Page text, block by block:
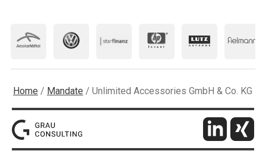
Home / Mandate / Unlimited Accessories GmbH & Co. KG